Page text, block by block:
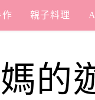
作 親子料理
的